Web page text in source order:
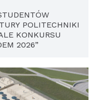
POLITECHNIKI
KONKURSU
2026”